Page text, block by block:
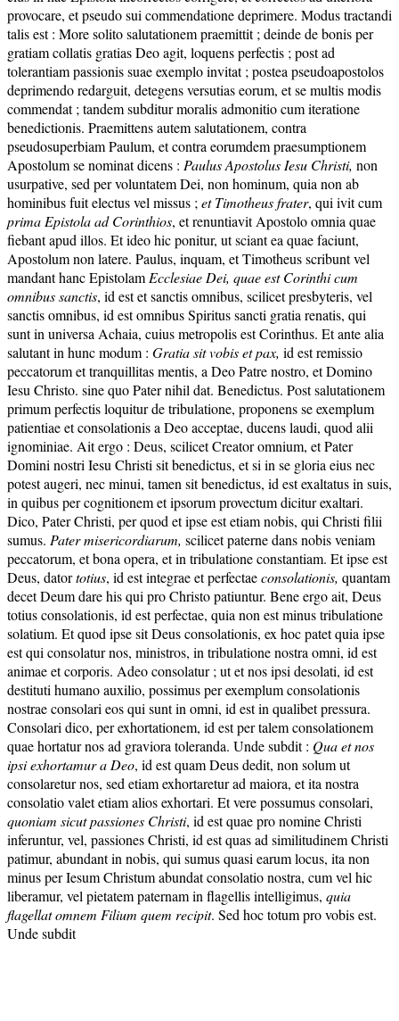
provocare, et pseudo sui commendatione deprimere. Modus tractandi
talis est : More solito salutationem praemittit ; deinde de bonis per
gratiam collatis gratias Deo agit, loquens perfectis ; post ad
tolerantiam passionis suae exemplo invitat ; postea pseudoapostolos
deprimendo redarguit, detegens versutias eorum, et se multis modis
commendat ; tandem subditur moralis admonitio cum iteratione
benedictionis. Praemittens autem salutationem, contra
pseudosuperbiam Paulum, et contra eorumdem praesumptionem
Apostolum se nominat dicens : Paulus Apostolus Iesu Christi, non
usurpative, sed per voluntatem Dei, non hominum, quia non ab
hominibus fuit electus vel missus ; et Timotheus frater, qui ivit cum
prima Epistola ad Corinthios, et renuntiavit Apostolo omnia quae
fiebant apud illos. Et ideo hic ponitur, ut sciant ea quae faciunt,
Apostolum non latere. Paulus, inquam, et Timotheus scribunt vel
mandant hanc Epistolam Ecclesiae Dei, quae est Corinthi cum
omnibus sanctis, id est et sanctis omnibus, scilicet presbyteris, vel
sanctis omnibus, id est omnibus Spiritus sancti gratia renatis, qui
sunt in universa Achaia, cuius metropolis est Corinthus. Et ante alia
salutant in hunc modum : Gratia sit vobis et pax, id est remissio
peccatorum et tranquillitas mentis, a Deo Patre nostro, et Domino
Iesu Christo. sine quo Pater nihil dat. Benedictus. Post salutationem
primum perfectis loquitur de tribulatione, proponens se exemplum
patientiae et consolationis a Deo acceptae, ducens laudi, quod alii
ignominiae. Ait ergo : Deus, scilicet Creator omnium, et Pater
Domini nostri Iesu Christi sit benedictus, et si in se gloria eius nec
potest augeri, nec minui, tamen sit benedictus, id est exaltatus in suis,
in quibus per cognitionem et ipsorum provectum dicitur exaltari.
Dico, Pater Christi, per quod et ipse est etiam nobis, qui Christi filii
sumus. Pater misericordiarum, scilicet paterne dans nobis veniam
peccatorum, et bona opera, et in tribulatione constantiam. Et ipse est
Deus, datortotius, id est integrae et perfectaeconsolationis, quantam
decet Deum dare his qui pro Christo patiuntur. Bene ergo ait, Deus
totius consolationis, id est perfectae, quia non est minus tribulatione
solatium. Et quod ipse sit Deus consolationis, ex hoc patet quia ipse
est qui consolatur nos, ministros, in tribulatione nostra omni, id est
animae et corporis. Adeo consolatur ; ut et nos ipsi desolati, id est
destituti humano auxilio, possimus per exemplum consolationis
nostrae consolari eos qui sunt in omni, id est in qualibet pressura.
Consolari dico, per exhortationem, id est per talem consolationem
quae hortatur nos ad graviora toleranda. Unde subdit : Qua et nos
ipsi exhortamur a Deo, id est quam Deus dedit, non solum ut
consolaretur nos, sed etiam exhortaretur ad maiora, et ita nostra
consolatio valet etiam alios exhortari. Et vere possumus consolari,
quoniam sicut passiones Christi, id est quae pro nomine Christi
inferuntur, vel, passiones Christi, id est quas ad similitudinem Christi
patimur, abundant in nobis, qui sumus quasi earum locus, ita non
minus per Iesum Christum abundat consolatio nostra, cum vel hic
liberamur, vel pietatem paternam in flagellis intelligimus, quia
flagellat omnem Filium quem recipit. Sed hoc totum pro vobis est.
Unde subdit